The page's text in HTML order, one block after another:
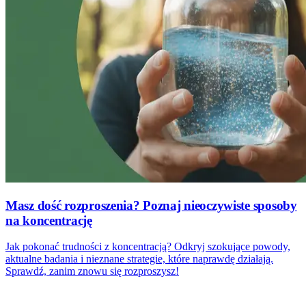
Masz dość rozproszenia? Poznaj nieoczywiste sposoby
na koncentrację
Jak pokonać trudności z koncentracją? Odkryj szokujące powody,
aktualne badania i nieznane strategie, które naprawdę działają.
Sprawdź, zanim znowu się rozproszysz!